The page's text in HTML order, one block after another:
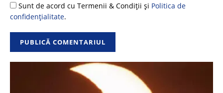
Sunt de acord cu Termenii & Condiții și Politica de
confidențialitate.